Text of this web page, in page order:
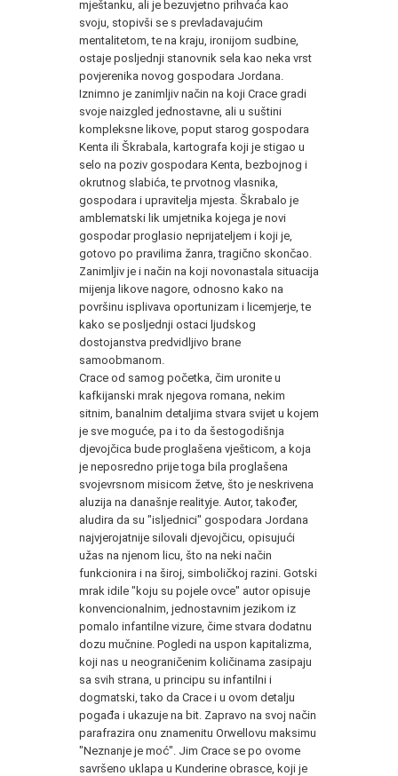
mještanku, ali je bezuvjetno prihvaća kao
svoju, stopivši se s prevladavajućim
mentalitetom, te na kraju, ironijom sudbine,
ostaje posljednji stanovnik sela kao neka vrst
povjerenika novog gospodara Jordana.
Iznimno je zanimljiv način na koji Crace gradi
svoje naizgled jednostavne, ali u suštini
kompleksne likove, poput starog gospodara
Kenta ili Škrabala, kartografa koji je stigao u
selo na poziv gospodara Kenta, bezbojnog i
okrutnog slabića, te prvotnog vlasnika,
gospodara i upravitelja mjesta. Škrabalo je
amblematski lik umjetnika kojega je novi
gospodar proglasio neprijateljem i koji je,
gotovo po pravilima žanra, tragično skončao.
Zanimljiv je i način na koji novonastala situacija
mijenja likove nagore, odnosno kako na
površinu isplivava oportunizam i licemjerje, te
kako se posljednji ostaci ljudskog
dostojanstva predvidljivo brane
samoobmanom.
Crace od samog početka, čim uronite u
kafkijanski mrak njegova romana, nekim
sitnim, banalnim detaljima stvara svijet u kojem
je sve moguće, pa i to da šestogodišnja
djevojčica bude proglašena vješticom, a koja
je neposredno prije toga bila proglašena
svojevrsnom misicom žetve, što je neskrivena
aluzija na današnje realityje. Autor, također,
aludira da su "isljednici" gospodara Jordana
najvjerojatnije silovali djevojčicu, opisujući
užas na njenom licu, što na neki način
funkcionira i na široj, simboličkoj razini. Gotski
mrak idile "koju su pojele ovce" autor opisuje
konvencionalnim, jednostavnim jezikom iz
pomalo infantilne vizure, čime stvara dodatnu
dozu mučnine. Pogledi na uspon kapitalizma,
koji nas u neograničenim količinama zasipaju
sa svih strana, u principu su infantilni i
dogmatski, tako da Crace i u ovom detalju
pogađa i ukazuje na bit. Zapravo na svoj način
parafrazira onu znamenitu Orwellovu maksimu
"Neznanje je moć". Jim Crace se po ovome
savršeno uklapa u Kunderine obrasce, koji je